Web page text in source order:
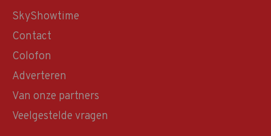
SkyShowtime
Contact
Colofon
Adverteren
Van onze partners
Veelgestelde vragen